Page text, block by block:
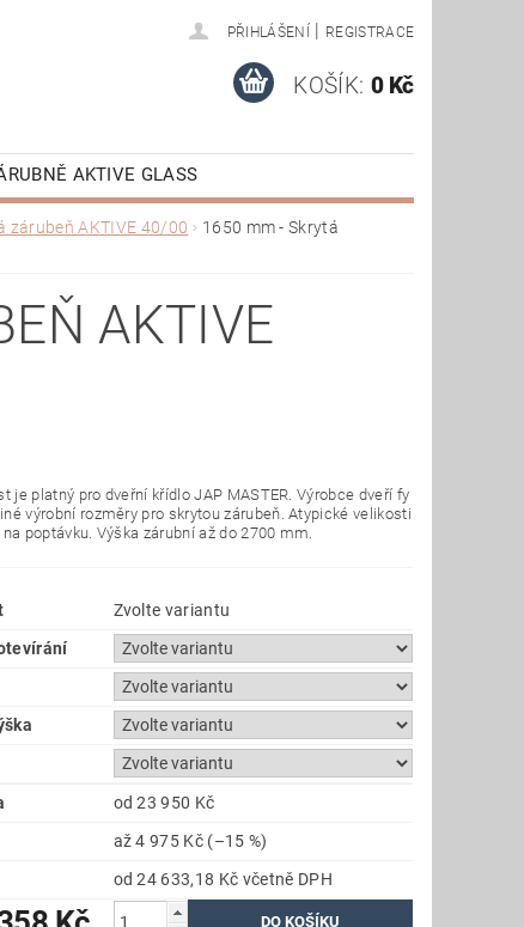
PŘIHLÁŠENÍ | REGISTRACE
KOŠÍK: 0 Kč
AKTIVE GLASS
VÝPRODEJ
zárubeň AKTIVE 40/00
1650 mm - Skrytá
AKTIVE
je platný pro dveřní křídlo JAP MASTER. Výrobce dveří fy
výrobní rozměry pro skrytou zárubeň. Atypické velikosti
poptávku. Výška zárubní až do 2700 mm.
Zvolte variantu
od 23 950 Kč
až4 975 Kč (–15 %)
od 24 633,18 Kč včetně DPH